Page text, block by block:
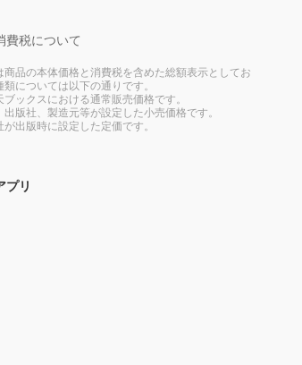
費税について
商品の本体価格と消費税を含めた総額表示としてお
については以下の通りです。
ブックスにおける通常販売価格です。
出版社、製造元等が設定した小売価格です。
が出版時に設定した定価です。
プリ